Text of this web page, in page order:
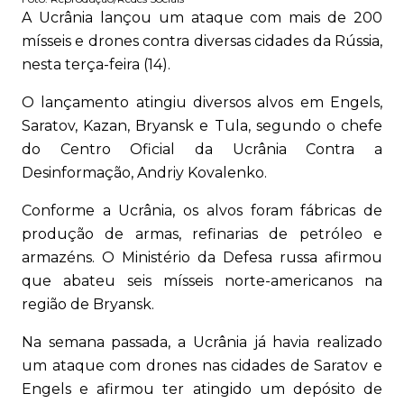
A Ucrânia lançou um ataque com mais de 200
mísseis e drones contra diversas cidades da Rússia,
nesta terça-feira (14).
O lançamento atingiu diversos alvos em Engels,
Saratov, Kazan, Bryansk e Tula, segundo o chefe
do Centro Oficial da Ucrânia Contra a
Desinformação, Andriy Kovalenko.
Conforme a Ucrânia, os alvos foram fábricas de
produção de armas, refinarias de petróleo e
armazéns. O Ministério da Defesa russa afirmou
que abateu seis mísseis norte-americanos na
região de Bryansk.
Na semana passada, a Ucrânia já havia realizado
um ataque com drones nas cidades de Saratov e
Engels e afirmou ter atingido um depósito de